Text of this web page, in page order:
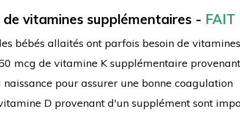
vitamines supplémentaires - FAIT
bébés allaités ont parfois besoin de vitamines
mcg de vitamine K supplémentaire
pour assurer une bonne coagulation
D provenant d'un supplément sont